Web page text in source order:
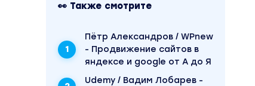
👀 Также смотрите
Пётр Александров / WPnew
- Продвижение сайтов в
яндексе и google от А до Я
Udemy / Вадим Лобарев -